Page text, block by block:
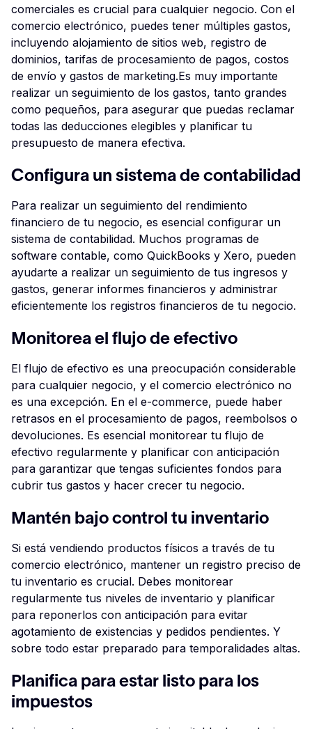
comerciales es crucial para cualquier negocio. Con el
comercio electrónico, puedes tener múltiples gastos,
incluyendo alojamiento de sitios web, registro de
dominios, tarifas de procesamiento de pagos, costos
de envío y gastos de marketing.Es muy importante
realizar un seguimiento de los gastos, tanto grandes
como pequeños, para asegurar que puedas reclamar
todas las deducciones elegibles y planificar tu
presupuesto de manera efectiva.
Configura un sistema de contabilidad
Para realizar un seguimiento del rendimiento
financiero de tu negocio, es esencial configurar un
sistema de contabilidad. Muchos programas de
software contable, como QuickBooks y Xero, pueden
ayudarte a realizar un seguimiento de tus ingresos y
gastos, generar informes financieros y administrar
eficientemente los registros financieros de tu negocio.
Monitorea el flujo de efectivo
El flujo de efectivo es una preocupación considerable
para cualquier negocio, y el comercio electrónico no
es una excepción. En el e-commerce, puede haber
retrasos en el procesamiento de pagos, reembolsos o
devoluciones. Es esencial monitorear tu flujo de
efectivo regularmente y planificar con anticipación
para garantizar que tengas suficientes fondos para
cubrir tus gastos y hacer crecer tu negocio.
Mantén bajo control tu inventario
Si está vendiendo productos físicos a través de tu
comercio electrónico, mantener un registro preciso de
tu inventario es crucial. Debes monitorear
regularmente tus niveles de inventario y planificar
para reponerlos con anticipación para evitar
agotamiento de existencias y pedidos pendientes. Y
sobre todo estar preparado para temporalidades altas.
Planifica para estar listo para los
impuestos